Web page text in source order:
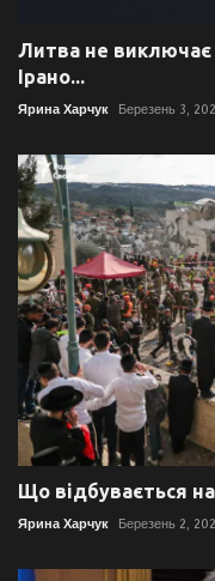
Литва не виключає
Ірано...
Ярина Харчук Березень 3,
Що відбувається
Ярина Харчук Березень 2,